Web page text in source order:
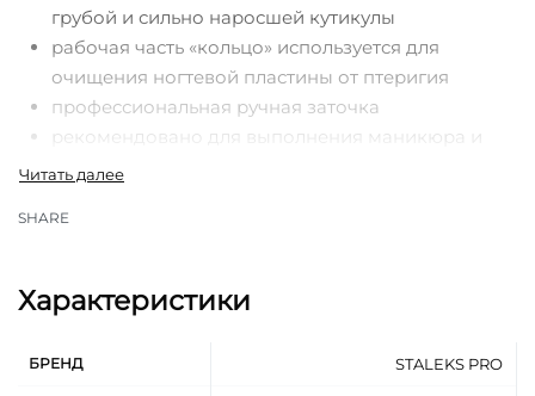
грубой и сильно наросшей кутикулы
рабочая часть «кольцо» используется для
очищения ногтевой пластины от птеригия
профессиональная ручная заточка
рекомендовано для выполнения маникюра и
педикюра
инструмента в руке мастера
SHARE
Характеристики
БРЕНД STALEKS PRO